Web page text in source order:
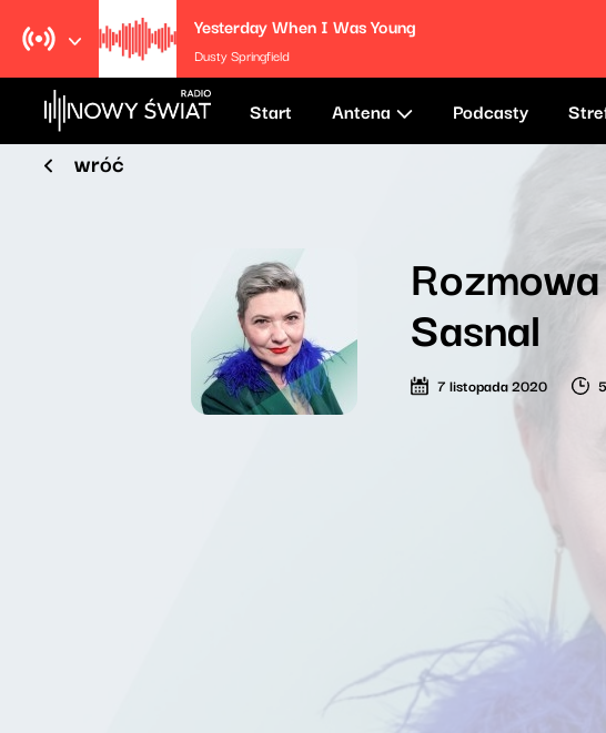
Yesterday When I Was Young
Dusty Springfield
Start Antena Podcasty
wróć
Sasnal
7 listopada 2020